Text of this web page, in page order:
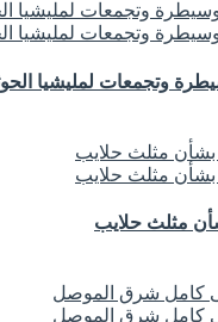
وتجمعات لمليشيا
مثلث حلايب